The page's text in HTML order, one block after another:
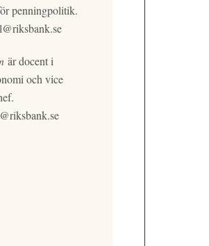
penningpolitik.
är docent i
och vice